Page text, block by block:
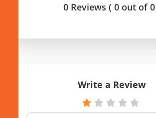
0 Reviews ( 0 out of
Write a Review